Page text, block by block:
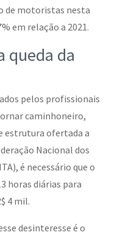
de motoristas nesta
em relação a 2021.
queda da
pelos profissionais
caminhoneiro,
estrutura ofertada a
Nacional dos
é necessário que o
horas diárias para
4 mil.
desinteresse é o